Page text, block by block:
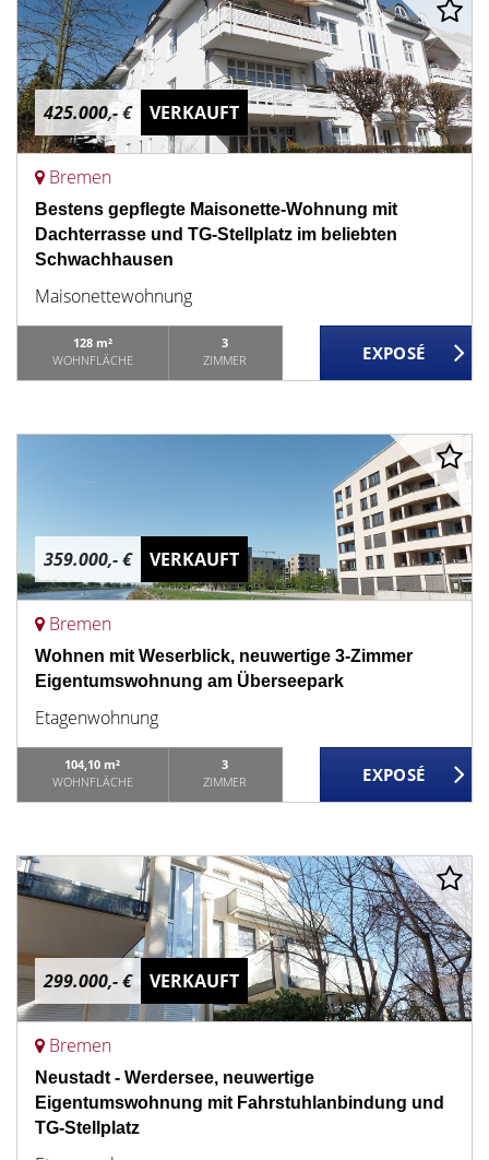
425.000,- € VERKAUFT
Bremen
Bestens gepflegte Maisonette-Wohnung mit
Dachterrasse und TG-Stellplatz im beliebten
Schwachhausen
Maisonettewohnung
128 m²
WOHNFLÄCHE
3
ZIMMER
359.000,- € VERKAUFT
Bremen
Wohnen mit Weserblick, neuwertige 3-Zimmer
Eigentumswohnung am Überseepark
Etagenwohnung
104,10 m²
WOHNFLÄCHE
3
ZIMMER
299.000,- € VERKAUFT
Bremen
Neustadt - Werdersee, neuwertige
Eigentumswohnung mit Fahrstuhlanbindung und
TG-Stellplatz